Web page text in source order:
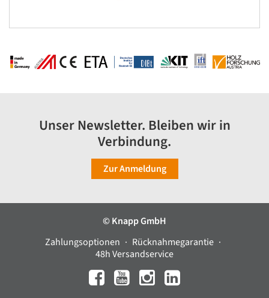
Unser Newsletter. Bleiben wir in
Verbindung.
Zur Anmeldung
© Knapp GmbH
Zahlungsoptionen
Rücknahmegarantie
48h Versandservice